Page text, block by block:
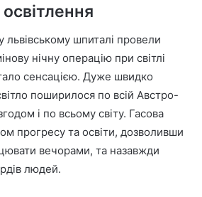
львівському шпиталі провели
нічну операцію при світлі
сенсацією. Дуже швидко
поширилося по всій Австро-
і по всьому світу. Гасова
прогресу та освіти, дозволивши
вечорами, та назавжди
людей.